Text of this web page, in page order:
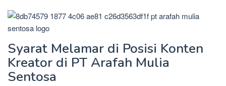
Syarat Melamar di Posisi Konten
Kreator di PT Arafah Mulia
Sentosa